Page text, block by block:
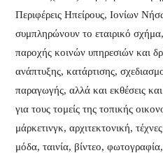
Περιφέρεις Ηπείρους, Ιονίων
συμπληρώνουν το εταιρικό σχήμα,
παροχής κοινών υπηρεσιών και
ανάπτυξης, κατάρτισης,
παραγωγής, αλλά και εκθέσεις
για τους τομείς της τοπικής
μάρκετινγκ, αρχιτεκτονική,
μόδα, ταινία, βίντεο,